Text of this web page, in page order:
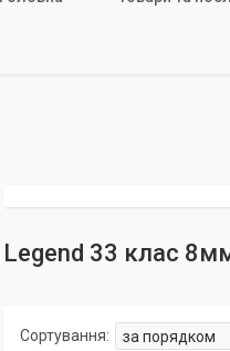
Legend 33 клас